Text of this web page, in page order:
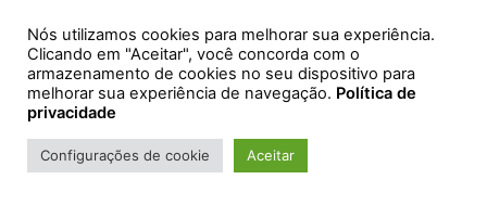
Nós utilizamos cookies para melhorar sua experiência.
Clicando em "Aceitar", você concorda com o
armazenamento de cookies no seu dispositivo para
melhorar sua experiência de navegação. Política de
privacidade
Configurações de cookie Aceitar